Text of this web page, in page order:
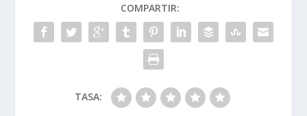
COMPARTIR:
TASA: